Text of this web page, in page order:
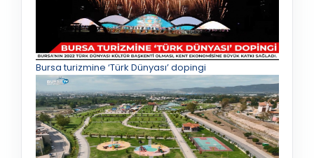
Bursa turizmine ‘Türk Dünyası’ dopingi